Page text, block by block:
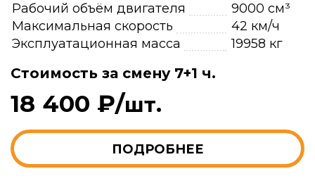
Рабочий объём двигателя
9000 см³
Максимальная скорость
42 км/ч
Эксплуатационная масса
19958 кг
Стоимость за смену 7+1 ч.
18 400 ₽/шт.
ПОДРОБНЕЕ